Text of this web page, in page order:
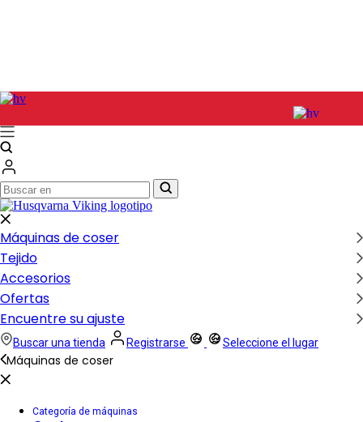
Buscar
en
Buscar
en
Máquinas de coser
Tejido
Accesorios
Ofertas
Encuentre su ajuste
Buscar una tienda Registrarse Seleccione el lugar
Máquinas de coser
Categoría de máquinas